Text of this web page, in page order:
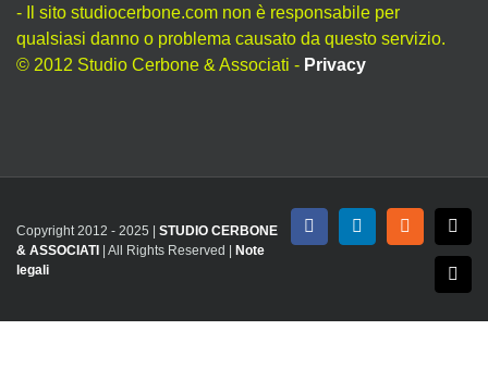
- Il sito studiocerbone.com non è responsabile per
qualsiasi danno o problema causato da questo servizio.
© 2012 Studio Cerbone & Associati - Privacy
Copyright 2012 - 2025 | STUDIO CERBONE
& ASSOCIATI | All Rights Reserved | Note
legali
FacebookLinkedInRss X